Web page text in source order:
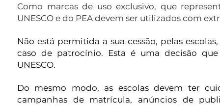
Como marcas de uso exclusivo, que
UNESCO e do PEA devem ser utilizados com
Não está permitida a sua cessão, pelas
caso de patrocínio. Esta é uma decisão
UNESCO.
Do mesmo modo, as escolas devem ter
campanhas de matrícula, anúncios de